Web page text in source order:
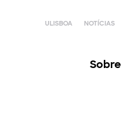
ULISBOA NOTÍCIAS
Sobre